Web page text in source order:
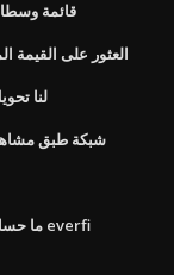
قائمة
العثور على القيمة
لنا
شبكة طبق
ما حساب لديه أعلى معدل الفائدة everfi